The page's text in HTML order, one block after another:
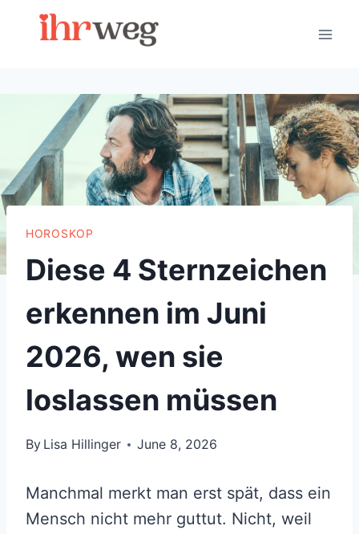
HOROSKOP
Diese 4 Sternzeichen
erkennen im Juni
2026, wen sie
loslassen müssen
By Lisa Hillinger June 8, 2026
Manchmal merkt man erst spät, dass ein
Mensch nicht mehr guttut. Nicht, weil